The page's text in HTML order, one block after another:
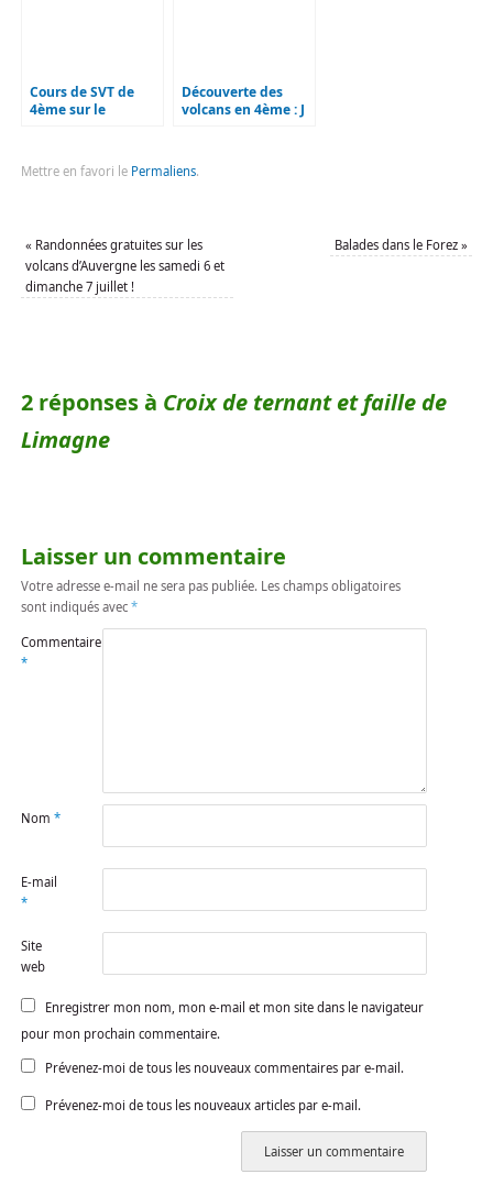
Cours de SVT de
4ème sur le
Découverte des
volcans en 4ème : J
Mettre en favori le Permaliens.
« Randonnées gratuites sur les
volcans d’Auvergne les samedi 6 et
dimanche 7 juillet !
Balades dans le Forez»
2 réponses à Croix de ternant et faille de
Limagne
Laisser un commentaire
Votre adresse e-mail ne sera pas publiée. Les champs obligatoires
sont indiqués avec *
Commentaire
*
Nom *
E-mail
*
Site
web
Enregistrer mon nom, mon e-mail et mon site dans le navigateur
pour mon prochain commentaire.
Prévenez-moi de tous les nouveaux commentaires par e-mail.
Prévenez-moi de tous les nouveaux articles par e-mail.